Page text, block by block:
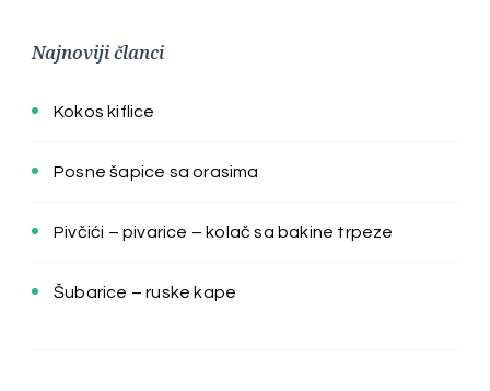
Najnoviji članci
Kokos kiflice
Posne šapice sa orasima
Pivčići – pivarice – kolač sa bakine trpeze
Šubarice – ruske kape